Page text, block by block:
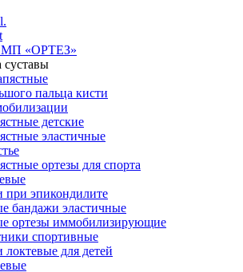
«ОРТЕЗ»
пальца кисти
детские
эластичные
ортезы для спорта
при эпикондилите
бандажи эластичные
ортезы иммобилизирующие
спортивные
локтевые для детей